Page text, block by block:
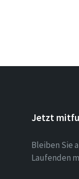
Jetzt
Bleiben Sie
Laufenden